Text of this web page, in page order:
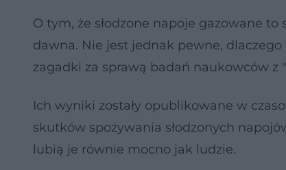
O tym, że słodzone napoje gazowane to
dawna. Nie jest jednak pewne,
zagadki za sprawą badań naukowców
Ich wyniki zostały opublikowane w
skutków spożywania słodzonych
lubią je równie mocno jak ludzie.